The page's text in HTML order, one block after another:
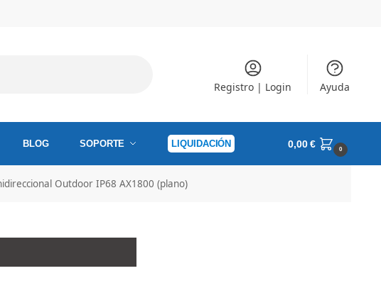
Registro | Login Ayuda
BLOG SOPORTE LIQUIDACIÓN 0,00€ 0
Outdoor IP68 AX1800 (plano)